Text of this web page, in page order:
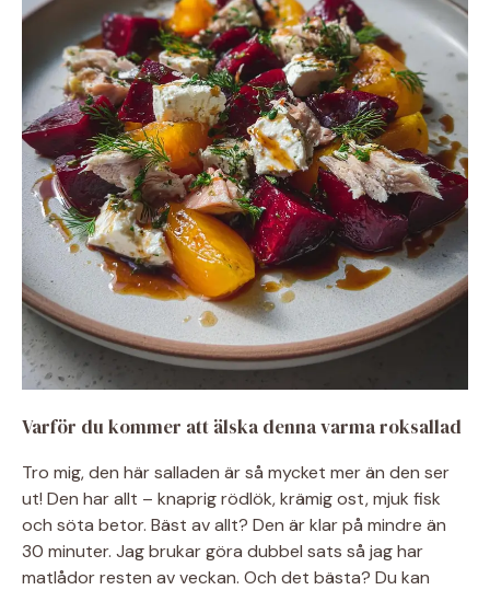
Varför du kommer att älska denna varma roksallad
Tro mig, den här salladen är så mycket mer än den ser
ut! Den har allt – knaprig rödlök, krämig ost, mjuk fisk
och söta betor. Bäst av allt? Den är klar på mindre än
30 minuter. Jag brukar göra dubbel sats så jag har
matlådor resten av veckan. Och det bästa? Du kan